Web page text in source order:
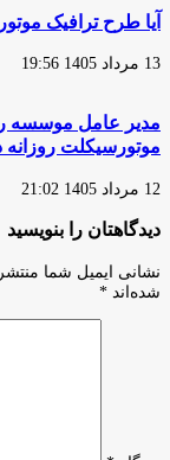
آیا طرح ترافیک
13 مرداد 1405 19:56
مدیر عامل موسسه
موتورسیکلت
12 مرداد 1405 21:02
دیدگاهتان را بنویسید
نشانی ایمیل شما
شده‌اند *